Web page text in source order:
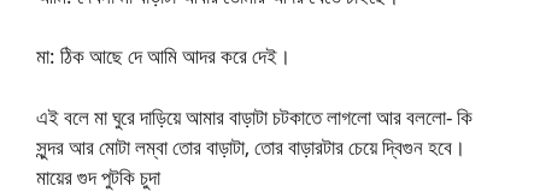
মা: ঠিক আছে দে আমি আদর করে দেই।
এই বলে মা ঘুরে দাড়িয়ে আমার বাড়াটা চটকাতে লাগলো আর বললো- কি
সুন্দর আর মোটা লম্বা তোর বাড়াটা, তোর বাড়ারটার চেয়ে দ্বিগুন হবে।
মায়ের গুদ পুটকি চুদা